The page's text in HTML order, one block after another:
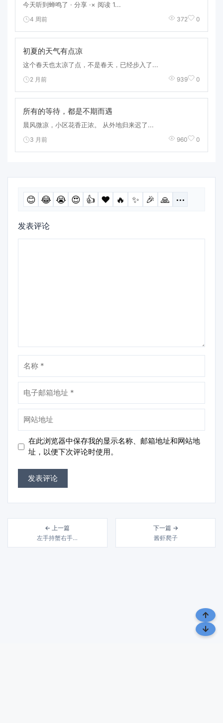
今天听到蝉鸣了 · 分享 ·× 阅读 1...
4 周前 372 0
初夏的天气有点凉
这个春天也太凉了点，不是春天，已经步入了...
2 月前 939 0
所有的等待，都是不期而遇
晨风微凉，小区花香正浓。 从外地归来迟了...
3 月前 960 0
😊 😂 😭 😍 👍 ❤️ 🔥 ✨ 🎉 🙏 ⋯
发表评论
称
子
邮
箱
地
址
站
址
在此浏览器中保存我的显示名称、邮箱地址和网站地
址，以便下次评论时使用。
← 上一篇
左手持蟹右手…
下一篇 →
酱虾爬子